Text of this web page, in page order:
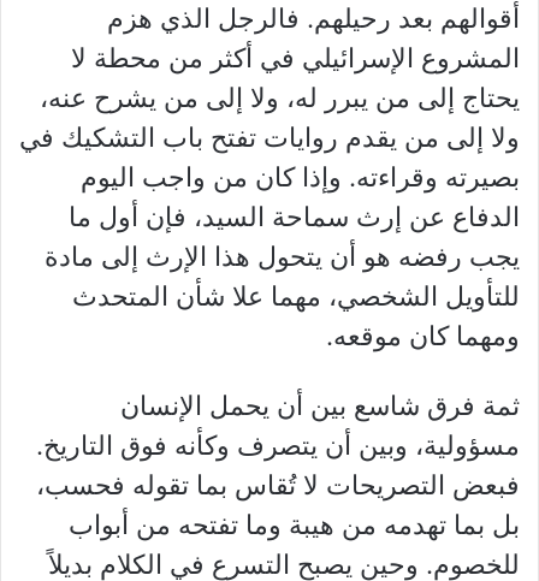
أقوالهم بعد رحيلهم. فالرجل الذي هزم
المشروع الإسرائيلي في أكثر من محطة لا
يحتاج إلى من يبرر له، ولا إلى من يشرح عنه،
ولا إلى من يقدم روايات تفتح باب التشكيك في
بصيرته وقراءته. وإذا كان من واجب اليوم
الدفاع عن إرث سماحة السيد، فإن أول ما
يجب رفضه هو أن يتحول هذا الإرث إلى مادة
للتأويل الشخصي، مهما علا شأن المتحدث
ومهما كان موقعه.
ثمة فرق شاسع بين أن يحمل الإنسان
مسؤولية، وبين أن يتصرف وكأنه فوق التاريخ.
فبعض التصريحات لا تُقاس بما تقوله فحسب،
بل بما تهدمه من هيبة وما تفتحه من أبواب
للخصوم. وحين يصبح التسرع في الكلام بديلاً